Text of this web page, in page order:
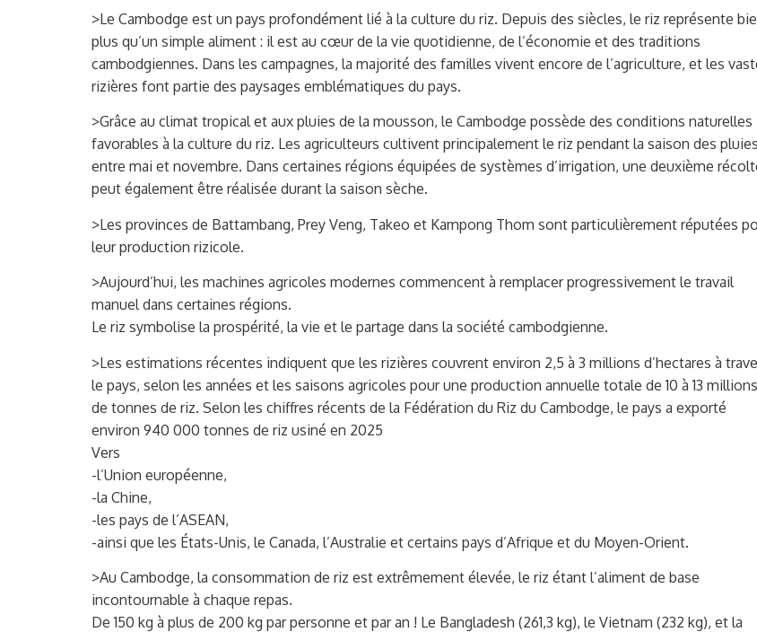
>Le Cambodge est un pays profondément lié à la culture du riz. Depuis des siècles, le riz représente
plus qu’un simple aliment : il est au cœur de la vie quotidienne, de l’économie et des traditions
cambodgiennes. Dans les campagnes, la majorité des familles vivent encore de l’agriculture, et les
rizières font partie des paysages emblématiques du pays.
>Grâce au climat tropical et aux pluies de la mousson, le Cambodge possède des conditions naturelles
favorables à la culture du riz. Les agriculteurs cultivent principalement le riz pendant la saison des
entre mai et novembre. Dans certaines régions équipées de systèmes d’irrigation, une deuxième
peut également être réalisée durant la saison sèche.
>Les provinces de Battambang, Prey Veng, Takeo et Kampong Thom sont particulièrement réputées
leur production rizicole.
>Aujourd’hui, les machines agricoles modernes commencent à remplacer progressivement le travail
manuel dans certaines régions.
Le riz symbolise la prospérité, la vie et le partage dans la société cambodgienne.
>Les estimations récentes indiquent que les rizières couvrent environ 2,5 à 3 millions d’hectares à
le pays, selon les années et les saisons agricoles pour une production annuelle totale de 10 à 13 millions
de tonnes de riz. Selon les chiffres récents de la Fédération du Riz du Cambodge, le pays a exporté
environ 940 000 tonnes de riz usiné en 2025
Vers
-l’Union européenne,
-la Chine,
-les pays de l’ASEAN,
-ainsi que les États-Unis, le Canada, l’Australie et certains pays d’Afrique et du Moyen-Orient.
>Au Cambodge, la consommation de riz est extrêmement élevée, le riz étant l’aliment de base
incontournable à chaque repas.
De 150 kg à plus de 200 kg par personne et par an ! Le Bangladesh (261,3 kg), le Vietnam (232 kg), et la